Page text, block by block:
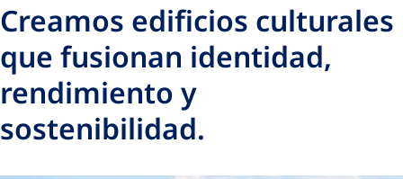
Creamos edificios culturales
que fusionan identidad,
rendimiento y
sostenibilidad.